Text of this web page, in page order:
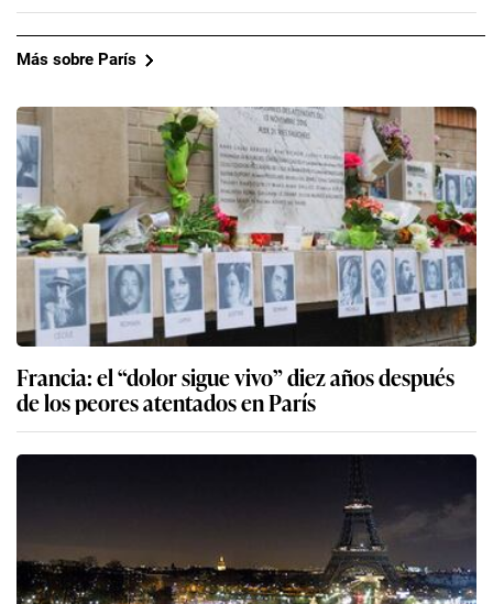
Más sobre París
Francia: el “dolor sigue vivo” diez años después
de los peores atentados en París